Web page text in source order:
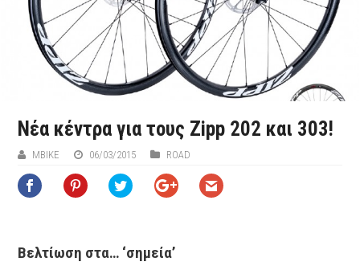
Nέα κέντρα για τους Zipp 202 και 303!
ΜΒIKE 06/03/2015 ROAD
Βελτίωση στα… ‘σημεία’